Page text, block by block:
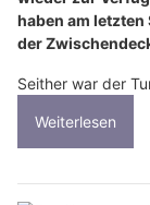
haben am letzten
der
Seither war der
Weiterlesen